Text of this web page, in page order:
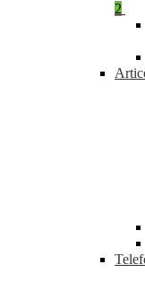
2